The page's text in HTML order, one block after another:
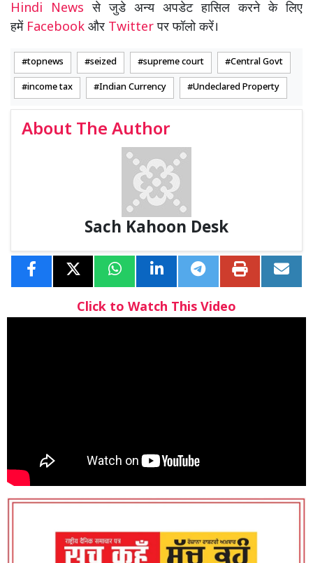
Hindi Newsसे जुडे अन्य अपडेट हासिल करने के लिए
हमें Facebook और Twitterपर फॉलो करें।
topnews seized supreme court Central Govt
income tax Indian Currency Undeclared Property
About The Author
Sach Kahoon Desk
Click to Watch This Video